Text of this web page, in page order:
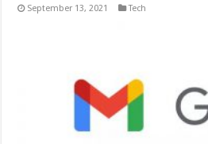
September 13, 2021 Tech